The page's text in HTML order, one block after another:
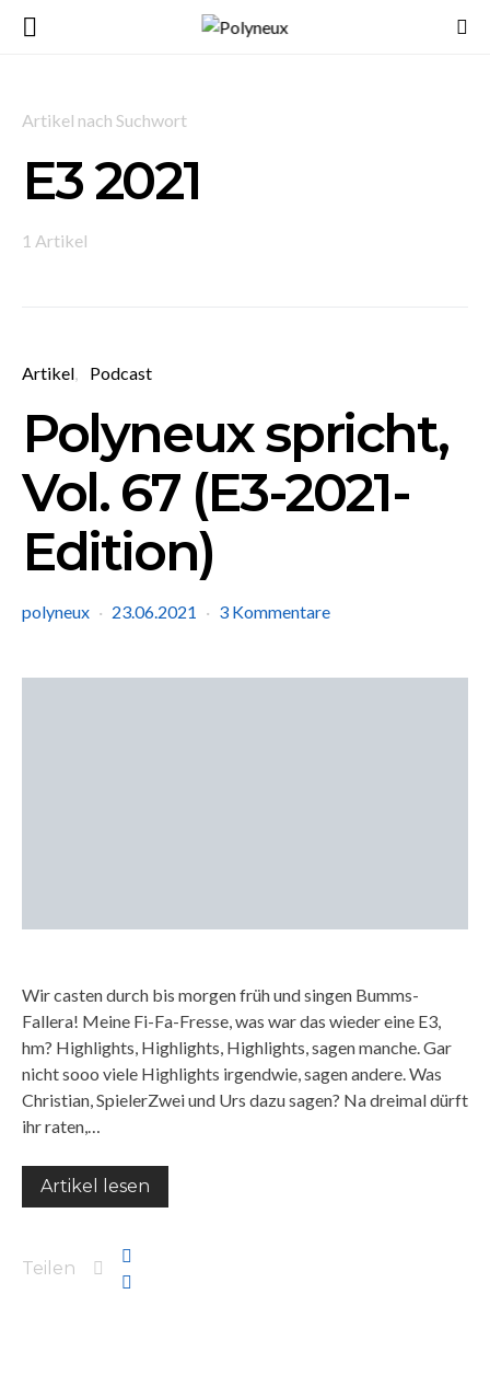
Artikel nach Suchwort
E3 2021
1 Artikel
Artikel Podcast
Polyneux spricht,
Vol. 67 (E3-2021-
Edition)
polyneux 23.06.2021 3 Kommentare
Wir casten durch bis morgen früh und singen Bumms-
Fallera! Meine Fi-Fa-Fresse, was war das wieder eine E3,
hm? Highlights, Highlights, Highlights, sagen manche. Gar
nicht sooo viele Highlights irgendwie, sagen andere. Was
Christian, SpielerZwei und Urs dazu sagen? Na dreimal dürft
ihr raten,…
Artikel lesen
Teilen